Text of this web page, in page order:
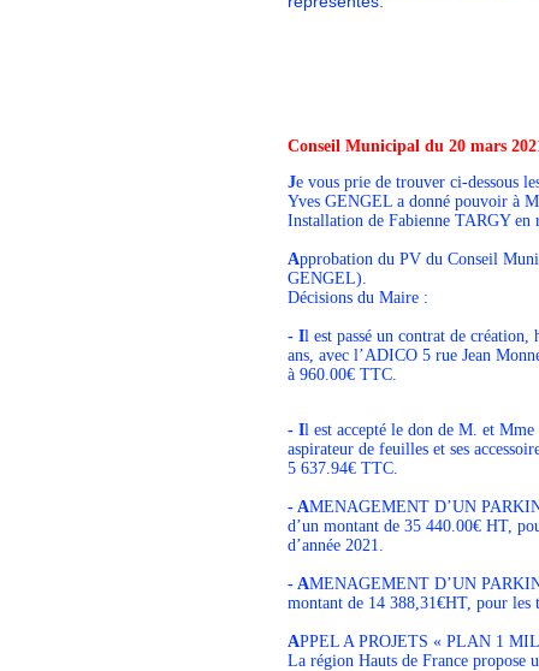
Conseil Municipal du 20 mars
Je vous prie de trouver ci-dessous
Yves GENGEL a donné pouvoir à
Installation de Fabienne TARGY en
Approbation du PV du Conseil
GENGEL).
Décisions du Maire :
- Il est passé un contrat de création,
ans, avec l’ADICO 5 rue Jean
à 960.00€ TTC.
- Il est accepté le don de M. et
aspirateur de feuilles et ses
5 637.94€ TTC.
- AMENAGEMENT D’UN
d’un montant de 35 440.00€ HT,
d’année 2021.
- AMENAGEMENT D’UN
montant de 14 388,31€HT, pour les
APPEL A PROJETS « PLAN 1
La région Hauts de France propose